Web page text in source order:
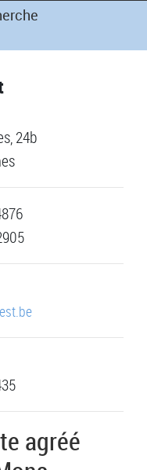
24b
agréé